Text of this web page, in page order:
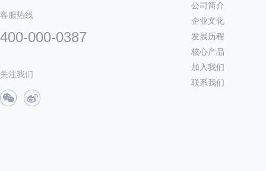
客服热线
400-000-0387
关注我们
公司简介
企业文化
发展历程
核心产品
加入我们
联系我们